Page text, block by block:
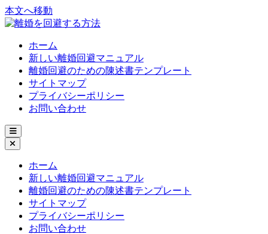
本文へ移動
ホーム
新しい離婚回避マニュアル
離婚回避のための陳述書テンプレート
サイトマップ
プライバシーポリシー
お問い合わせ
ホーム
新しい離婚回避マニュアル
離婚回避のための陳述書テンプレート
サイトマップ
プライバシーポリシー
お問い合わせ